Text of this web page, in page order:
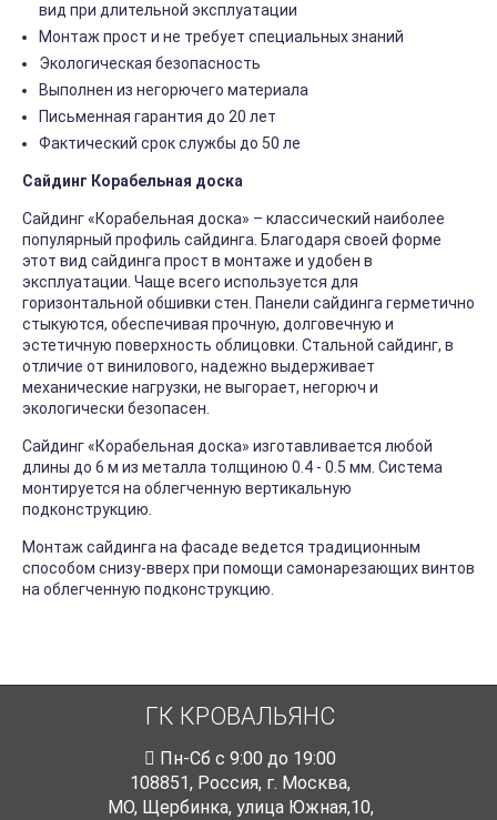
вид при длительной эксплуатации
Монтаж прост и не требует специальных знаний
Экологическая безопасность
Выполнен из негорючего материала
Письменная гарантия до 20 лет
Фактический срок службы до 50 ле
Сайдинг Корабельная доска
Сайдинг «Корабельная доска» – классический наиболее
популярный профиль сайдинга. Благодаря своей форме
этот вид сайдинга прост в монтаже и удобен в
эксплуатации. Чаще всего используется для
горизонтальной обшивки стен. Панели сайдинга герметично
стыкуются, обеспечивая прочную, долговечную и
эстетичную поверхность облицовки. Стальной сайдинг, в
отличие от винилового, надежно выдерживает
механические нагрузки, не выгорает, негорюч и
экологически безопасен.
Сайдинг «Корабельная доска» изготавливается любой
длины до 6 м из металла толщиною 0.4 - 0.5 мм. Система
монтируется на облегченную вертикальную
подконструкцию.
Монтаж сайдинга на фасаде ведется традиционным
способом снизу-вверх при помощи самонарезающих винтов
на облегченную подконструкцию.
ГК КРОВАЛЬЯНС
Пн-Cб с 9:00 до 19:00
108851, Россия, г. Москва,
МО, Щербинка, улица Южная,10,